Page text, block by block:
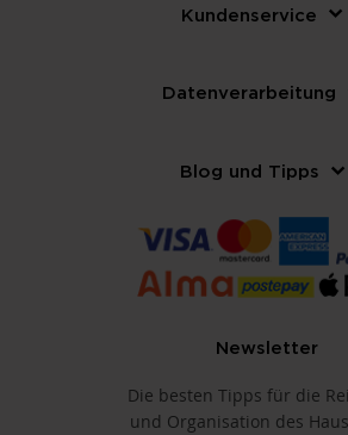
Kundenservice
Datenverarbeitung
Blog und Tipps
Newsletter
Die besten Tipps für die
und Organisation des